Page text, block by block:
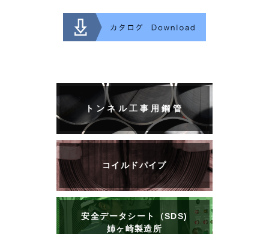
トンネル工事用鋼管
コイルドパイプ
安全データシート（SDS)
姉ヶ崎製造所